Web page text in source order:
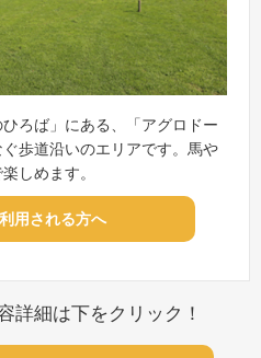
ろば」にある、「アグロドー
歩道沿いのエリアです。馬や
しめます。
用される方へ
詳細は下をクリック！